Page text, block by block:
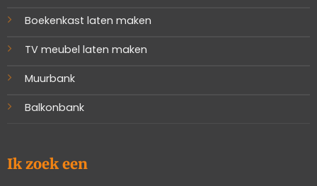
Boekenkast laten maken
TV meubel laten maken
Muurbank
Balkonbank
Ik zoek een